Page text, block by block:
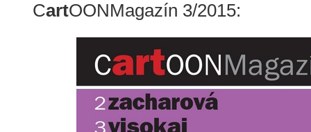
CartOONMagazín 3/2015: